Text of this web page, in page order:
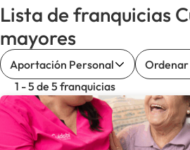
Lista de franquicias
mayores
Aportación Personal
1 - 5 de 5 franquicias